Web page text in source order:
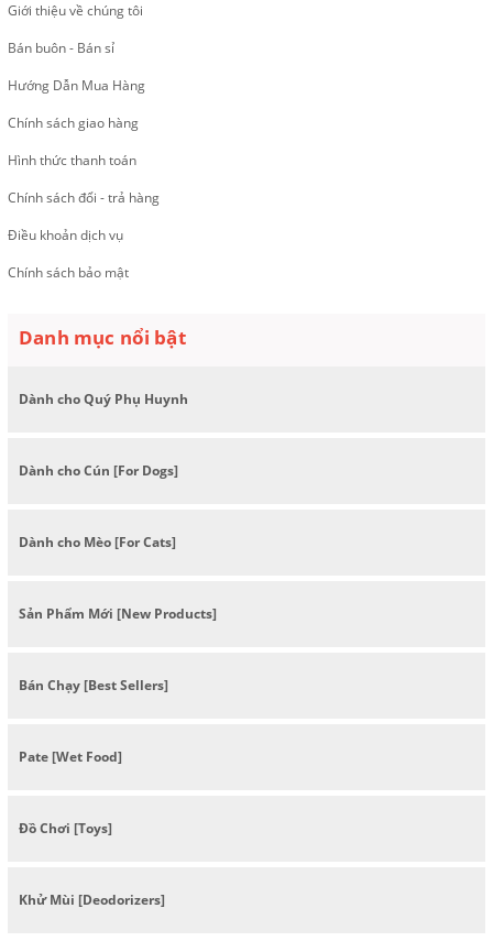
Giới thiệu về chúng tôi
Bán buôn - Bán sỉ
Hướng Dẫn Mua Hàng
Chính sách giao hàng
Hình thức thanh toán
Chính sách đổi - trả hàng
Điều khoản dịch vụ
Chính sách bảo mật
Danh mục nổi bật
Dành cho Quý Phụ Huynh
Dành cho Cún [For Dogs]
Dành cho Mèo [For Cats]
Sản Phẩm Mới [New Products]
Bán Chạy [Best Sellers]
Pate [Wet Food]
Đồ Chơi [Toys]
Khử Mùi [Deodorizers]